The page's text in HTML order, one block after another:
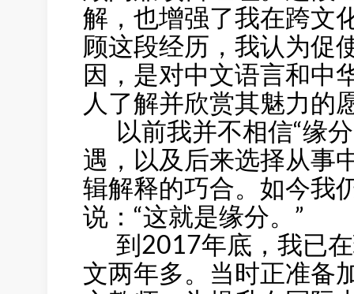
解，也增强了我在跨文
顾这段经历，我认为促
因，是对中文语言和中
人了解并欣赏其魅力的
以前我并不相信“缘
遇，以及后来选择从事
辑解释的巧合。如今我
说：“这就是缘分。”
到2017年底，我已在
文两年多。当时正准备